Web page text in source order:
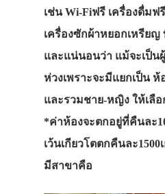
เช่น Wi-Fiฟรี เครื่องดื่มฟ
เครื่องซักผ้าหยอกเหรีย
และแน่นอนว่า แม้จะเป็น
ห่วงเพราะจะมีแยกเป็น
และรวมชาย-หญิง ให้เลือ
*ค่าห้องจะตกอยู่ที่คืนละ
เว้นเกียวโตตกคืนละ1500
มีสาขาคือ